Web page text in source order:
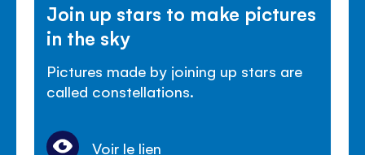
Join up stars to make pictures
in the sky
Pictures made by joining up stars are
called constellations.
Voir le lien